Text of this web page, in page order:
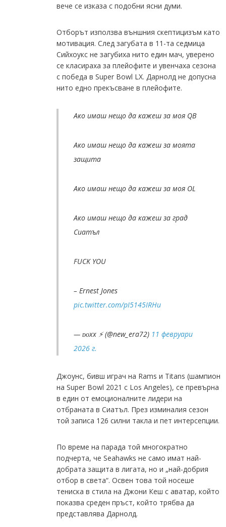
вече се изказа с подобни ясни думи.
Отборът използва външния скептицизъм като
мотивация. След загубата в 11-та седмица
Сийхоукс не загубиха нито един мач, уверено
се класираха за плейофите и увенчаха сезона
с победа в Super Bowl LX. Дарнолд не допусна
нито едно прекъсване в плейофите.
Ако имаш нещо да кажеш за моя QB
Ако имаш нещо да кажеш за моята
защита
Ако имаш нещо да кажеш за моя OL
Ако имаш нещо да кажеш за град
Сиатъл
FUCK YOU
– Ernest Jones
pic.twitter.com/pI5145IRHu
— ᴅᴏxx ⚡️ (@new_era72) 11 февруари
2026 г.
Джоунс, бивш играч на Rams и Titans (шампион
на Super Bowl 2021 с Los Angeles), се превърна
в един от емоционалните лидери на
отбраната в Сиатъл. През изминалия сезон
той записа 126 силни такла и пет интерсепции.
По време на парада той многократно
подчерта, че Seahawks не само имат най-
добрата защита в лигата, но и „най-добрия
отбор в света“. Освен това той носеше
тениска в стила на Джони Кеш с аватар, който
показва среден пръст, който трябва да
представлява Дарнолд.